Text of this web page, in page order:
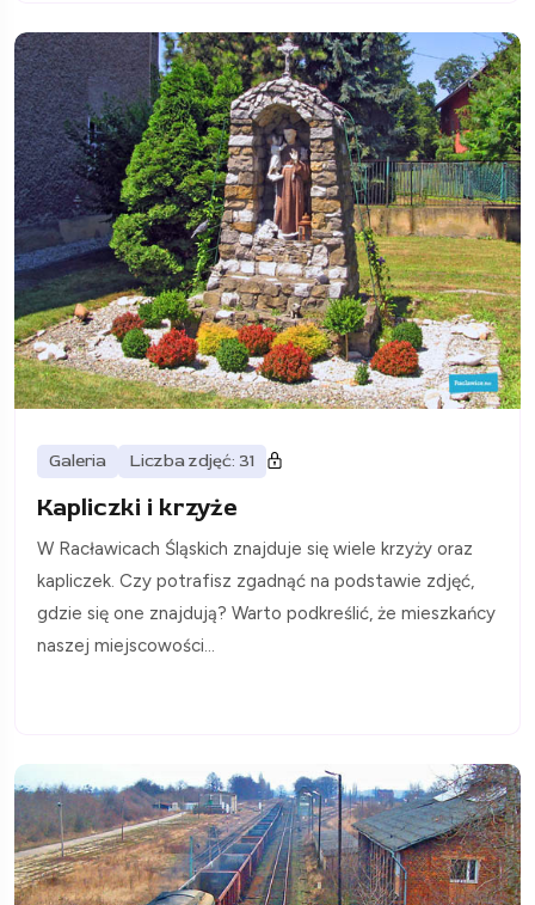
Galeria Liczba zdjęć: 31
Kapliczki i krzyże
W Racławicach Śląskich znajduje się wiele krzyży oraz
kapliczek. Czy potrafisz zgadnąć na podstawie zdjęć,
gdzie się one znajdują? Warto podkreślić, że mieszkańcy
naszej miejscowości...